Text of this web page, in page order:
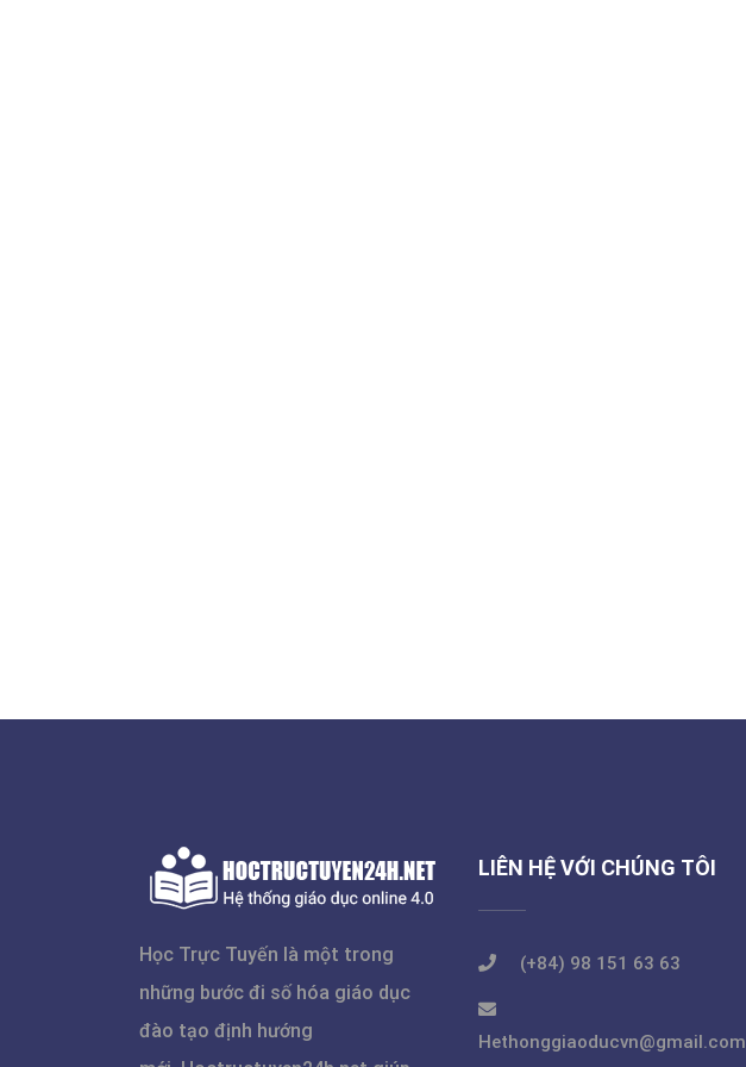
Học Trực Tuyến là một trong
những bước đi số hóa giáo dục
đào tạo định hướng
LIÊN HỆ VỚI CHÚNG TÔI
(+84) 98 151 63 63
Hethonggiaoducvn@gmail.com